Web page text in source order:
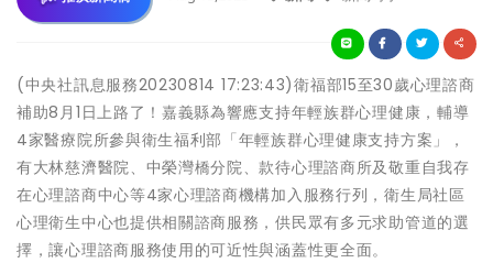
(中央社訊息服務20230814 17:23:43)衛福部15至30歲心理諮商
補助8月1日上路了！嘉義縣為響應支持年輕族群心理健康，輔導
4家醫療院所參與衛生福利部「年輕族群心理健康支持方案」，
有大林慈濟醫院、中榮灣橋分院、款待心理諮商所及敬重自我存
在心理諮商中心等4家心理諮商機構加入服務行列，衛生局社區
心理衛生中心也提供相關諮商服務，供民眾有多元求助管道的選
擇，讓心理諮商服務使用的可近性與涵蓋性更全面。